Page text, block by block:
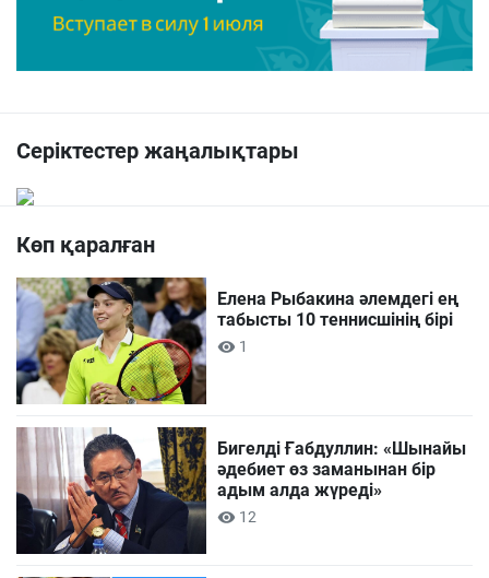
Серіктестер жаңалықтары
Көп қаралған
Елена Рыбакина әлемдегі ең
табысты 10 теннисшінің бірі
1
Бигелді Ғабдуллин: «Шынайы
әдебиет өз заманынан бір
адым алда жүреді»
12